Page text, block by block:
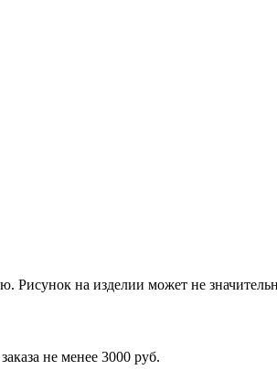
на изделии может не
не менее 3000 руб.